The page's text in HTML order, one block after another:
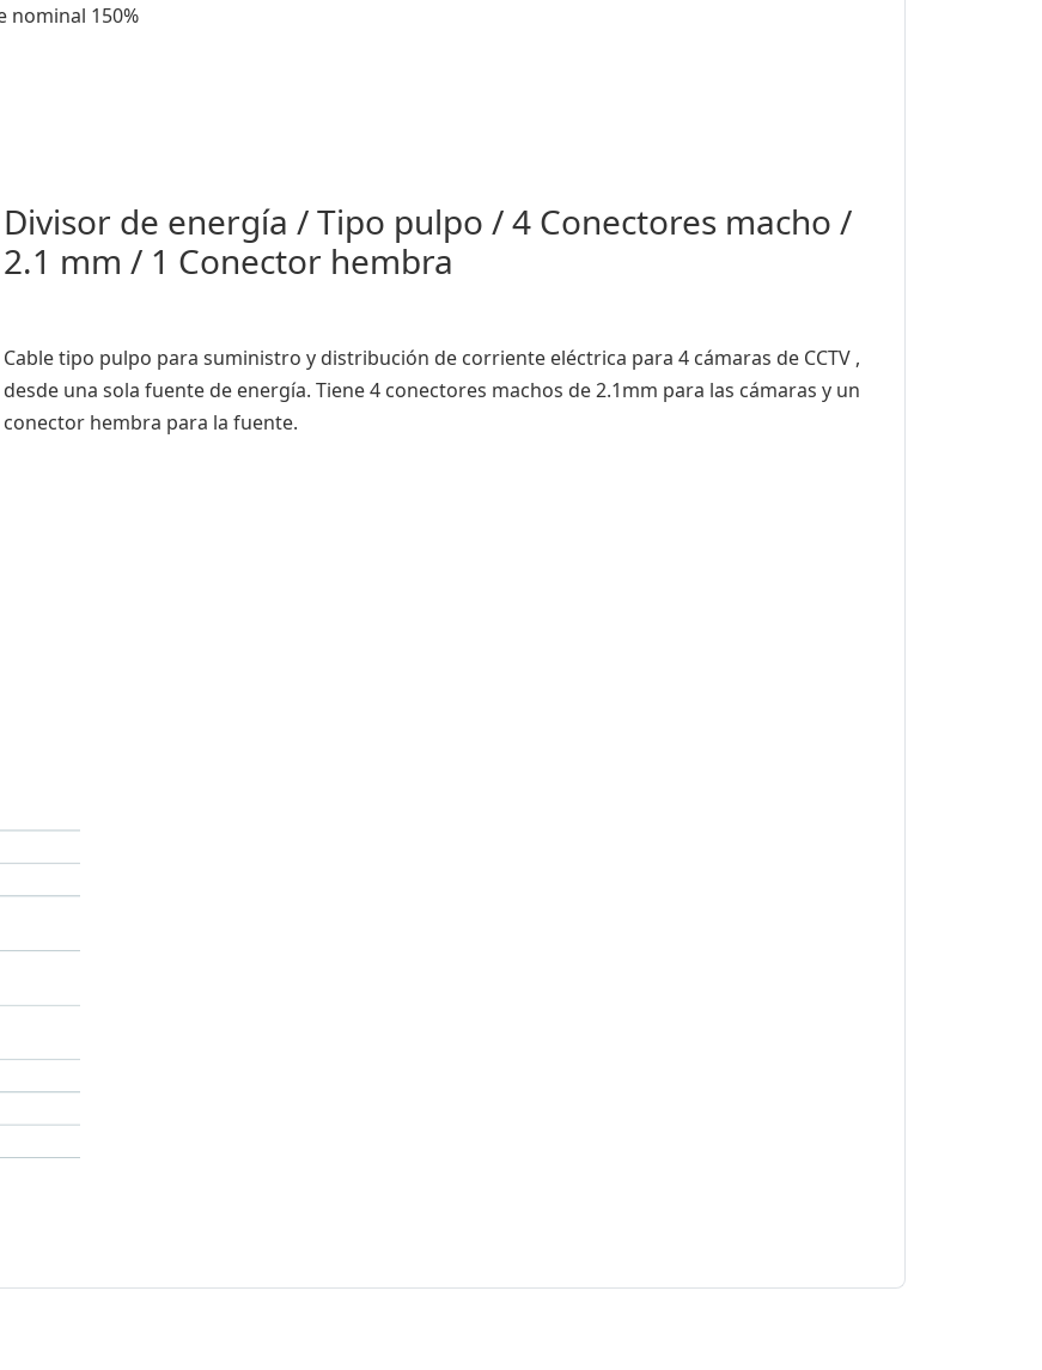
nominal 150%
Divisor de energía / Tipo pulpo / 4 Conectores macho /
2.1 mm / 1 Conector hembra
Cable tipo pulpo para suministro y distribución de corriente eléctrica para 4 cámaras de CCTV ,
desde una sola fuente de energía. Tiene 4 conectores machos de 2.1mm para las cámaras y un
conector hembra para la fuente.